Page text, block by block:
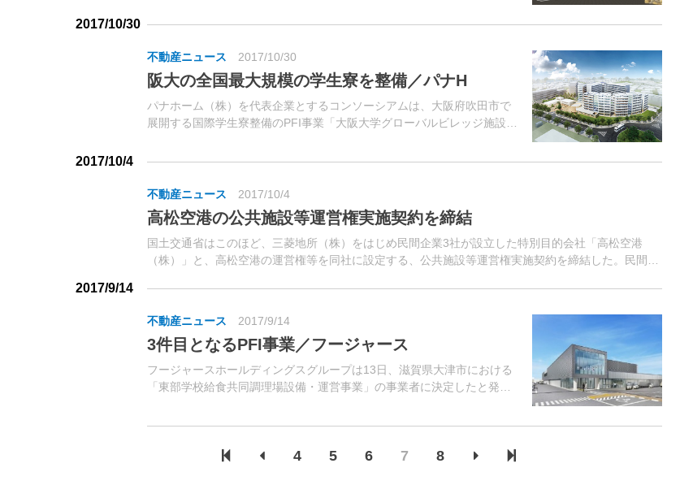
2017/10/30
不動産ニュース 2017/10/30
阪大の全国最大規模の学生寮を整備／パナH
パナホーム（株）を代表企業とするコンソーシアムは、大阪府吹田市で
展開する国際学生寮整備のPFI事業「大阪大学グローバルビレッジ施設整
2017/10/4
不動産ニュース 2017/10/4
高松空港の公共施設等運営権実施契約を締結
国土交通省はこのほど、三菱地所（株）をはじめ民間企業3社が設立した特別目的会社「高松空港
（株）」と、高松空港の運営権等を同社に設定する、公共施設等運営権実施契約を締結した。民間資
2017/9/14
不動産ニュース 2017/9/14
3件目となるPFI事業／フージャース
フージャースホールディングスグループは13日、滋賀県大津市における
「東部学校給食共同調理場設備・運営事業」の事業者に決定したと発表
4 5 6 7 8